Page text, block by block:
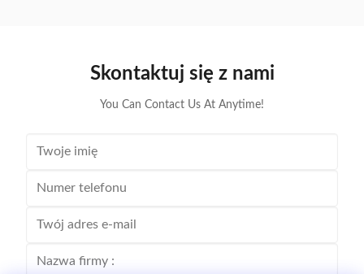
Skontaktuj się z nami
You Can Contact Us At Anytime!